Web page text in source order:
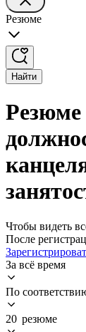
Резюме
Найти
Резюме
Чтобы видеть
После
За всё время
По
20 резюме